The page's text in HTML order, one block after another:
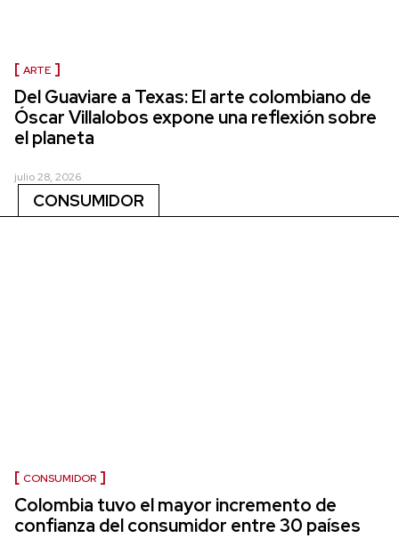
ARTE
Del Guaviare a Texas: El arte colombiano de
Óscar Villalobos expone una reflexión sobre
el planeta
julio 28, 2026
CONSUMIDOR
CONSUMIDOR
Colombia tuvo el mayor incremento de
confianza del consumidor entre 30 países